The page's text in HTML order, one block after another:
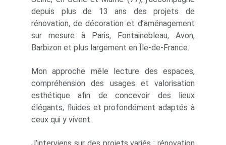
depuis plus de 13 ans des projets de
rénovation, de décoration et d’aménagement
sur mesure à Paris, Fontainebleau, Avon,
Barbizon et plus largement en Île-de-France.
Mon approche mêle lecture des espaces,
compréhension des usages et valorisation
esthétique afin de concevoir des lieux
élégants, fluides et profondément adaptés à
ceux qui y vivent.